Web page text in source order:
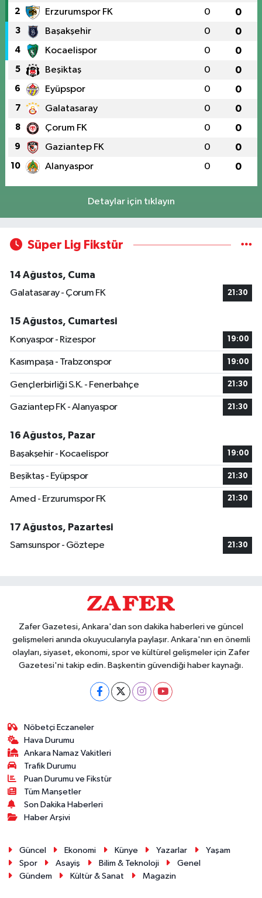
2 Erzurumspor FK 0 0
3 Başakşehir 0 0
4 Kocaelispor 0 0
5 Beşiktaş 0 0
6 Eyüpspor 0 0
7 Galatasaray 0 0
8 Çorum FK 0 0
9 Gaziantep FK 0 0
10 Alanyaspor 0 0
Detaylar için tıklayın
Süper Lig Fikstür
14 Ağustos, Cuma
Galatasaray - Çorum FK
21:30
15 Ağustos, Cumartesi
Konyaspor - Rizespor
19:00
Kasımpaşa - Trabzonspor 19:00
Gençlerbirliği S.K. - Fenerbahçe 21:30
Gaziantep FK - Alanyaspor 21:30
16 Ağustos, Pazar
Başakşehir - Kocaelispor
19:00
Beşiktaş - Eyüpspor 21:30
Amed - Erzurumspor FK 21:30
17 Ağustos, Pazartesi
Samsunspor - Göztepe
21:30
Zafer Gazetesi, Ankara'dan son dakika haberleri ve güncel
gelişmeleri anında okuyucularıyla paylaşır. Ankara'nın en önemli
olayları, siyaset, ekonomi, spor ve kültürel gelişmeler için Zafer
Gazetesi'ni takip edin. Başkentin güvendiği haber kaynağı.
Nöbetçi Eczaneler
Hava Durumu
Ankara Namaz Vakitleri
Trafik Durumu
Puan Durumu ve Fikstür
Tüm Manşetler
Son Dakika Haberleri
Haber Arşivi
Güncel Ekonomi Künye Yazarlar
Yaşam
Spor
Asayiş Bilim & Teknoloji
Genel
Gündem
Kültür & Sanat Magazin